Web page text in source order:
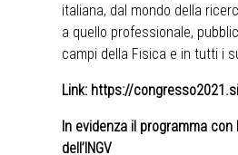
italiana, dal mondo della
a quello professionale,
campi della Fisica e in tutti i
Link: https://
In evidenza il programma
dell’INGV